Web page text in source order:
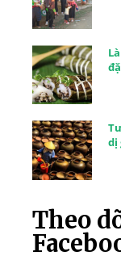
dị
Theo